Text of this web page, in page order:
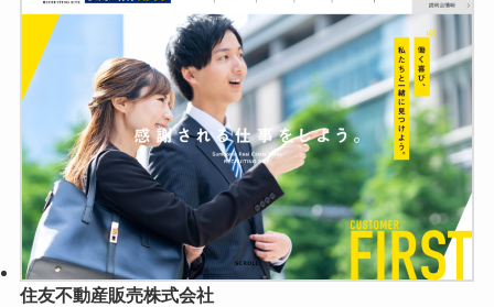
住友不動産販売株式会社